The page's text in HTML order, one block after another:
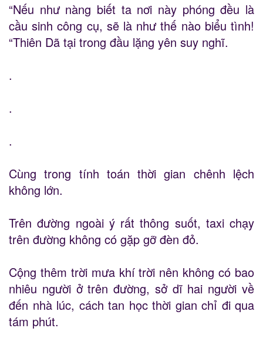
“Nếu như nàng biết ta nơi này phóng đều là
cầu sinh công cụ, sẽ là như thế nào biểu tình!
“Thiên Dã tại trong đầu lặng yên suy nghĩ.
.
.
.
Cùng trong tính toán thời gian chênh lệch
không lớn.
Trên đường ngoài ý rất thông suốt, taxi chạy
trên đường không có gặp gỡ đèn đỏ.
Cộng thêm trời mưa khí trời nên không có bao
nhiêu người ở trên đường, sở dĩ hai người về
đến nhà lúc, cách tan học thời gian chỉ đi qua
tám phút.